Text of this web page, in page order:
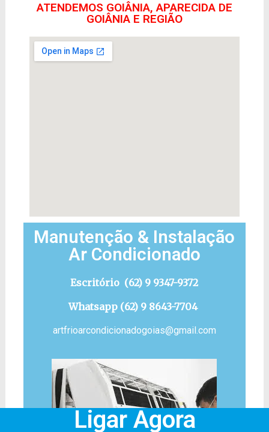
Ligar Agora
ATENDEMOS GOIÂNIA, APARECIDA DE
GOIÂNIA E REGIÃO
Manutenção & Instalação
Ar Condicionado
Escritório (62) 9 9347-9372
Whatsapp (62) 9 8643-7704
artfrioarcondicionadogoias@gmail.com